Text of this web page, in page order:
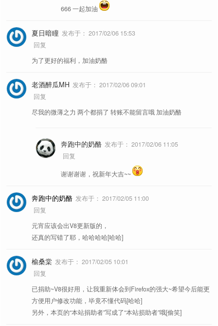
666 一起加油
夏日暗瞳 发布于： 2017/02/06 15:53
回复
为了更好的福利，加油奶酪
老酒醉瓜MH 发布于： 2017/02/06 09:01
回复
尽我的微薄之力 两个都捐了 转账不能留言哦 加油奶酪
奔跑中的奶酪 发布于： 2017/02/06 11:05
回复
谢谢谢谢，祝新年大吉~~
奔跑中的奶酪 发布于： 2017/02/05 11:00
回复
元宵应该会出V8更新版的，
还真的写错了耶，哈哈哈哈[哈哈]
榆桑棠 发布于： 2017/02/05 10:01
回复
已捐助~V8很好用，让我重新体会到Firefox的强大~希望今后能更
方便用户修改功能，毕竟不懂代码[哈哈]
另外，本页的“本站捐助者”写成了“本站损助者”哦[偷笑]